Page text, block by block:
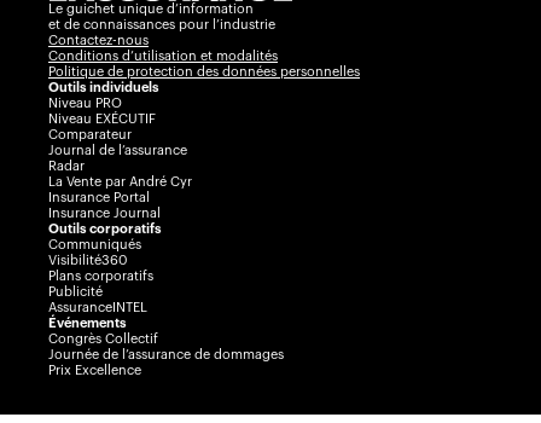
Le guichet unique d’information
et de connaissances pour l’industrie
Contactez-nous
Conditions d’utilisation et modalités
Politique de protection des données personnelles
Outils individuels
Niveau PRO
Niveau EXÉCUTIF
Comparateur
Journal de l’assurance
Radar
La Vente par André Cyr
Insurance Portal
Insurance Journal
Outils corporatifs
Communiqués
Visibilité360
Plans corporatifs
Publicité
AssuranceINTEL
Événements
Congrès Collectif
Journée de l’assurance de dommages
Prix Excellence